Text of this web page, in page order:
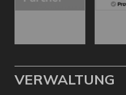
VERWALTUNG